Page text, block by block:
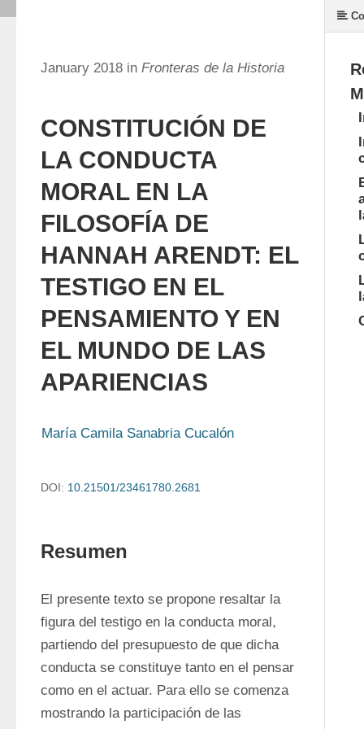
January 2018 in Fronteras de la Historia
CONSTITUCIÓN DE
LA CONDUCTA
MORAL EN LA
FILOSOFÍA DE
HANNAH ARENDT: EL
TESTIGO EN EL
PENSAMIENTO Y EN
EL MUNDO DE LAS
APARIENCIAS
María Camila Sanabria Cucalón
DOI: 10.21501/23461780.2681
Resumen
El presente texto se propone resaltar la
figura del testigo en la conducta moral,
partiendo del presupuesto de que dicha
conducta se constituye tanto en el pensar
como en el actuar. Para ello se comenza
mostrando la participación de las